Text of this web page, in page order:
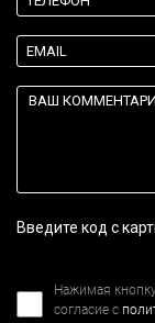
Введите код с
Нажимая
согласие с